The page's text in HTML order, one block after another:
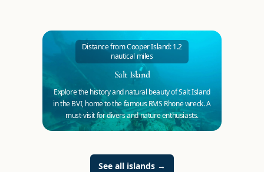
Distance from Cooper Island: 1.2
nautical miles
Salt Island
Explore the history and natural beauty of Salt Island
in the BVI, home to the famous RMS Rhone wreck. A
must-visit for divers and nature enthusiasts.
See all islands →